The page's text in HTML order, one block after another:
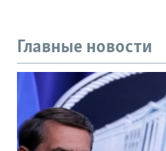
Главные новости